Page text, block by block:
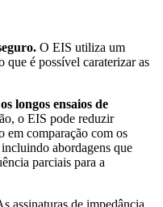
O EIS utiliza um
que é possível caraterizar as
longos ensaios de
o EIS pode reduzir
em comparação com os
abordagens que
parciais para a
assinaturas de impedância